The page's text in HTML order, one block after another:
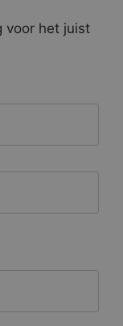
voor het juist